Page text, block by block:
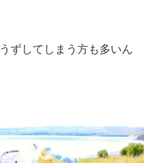
ずしてしまう方も多いん